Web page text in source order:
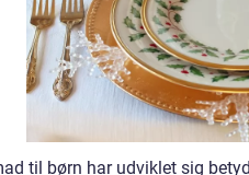
til børn har udviklet sig